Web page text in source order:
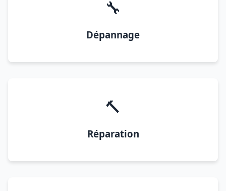
🔧
Dépannage
🔨
Réparation